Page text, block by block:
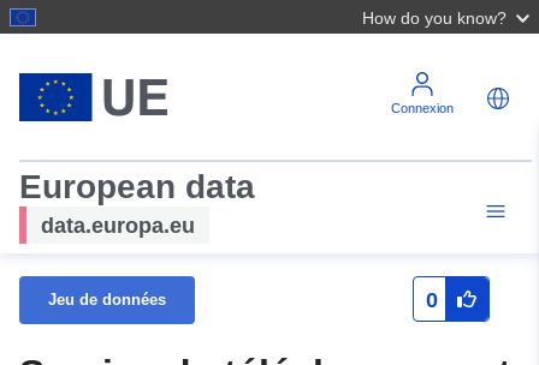
How do you know?
Connexion
European data
data.europa.eu
Jeu de données 0